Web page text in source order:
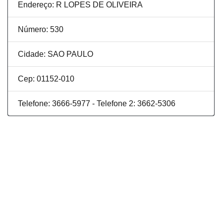
Endereço: R LOPES DE OLIVEIRA
Número: 530
Cidade: SAO PAULO
Cep: 01152-010
Telefone: 3666-5977 - Telefone 2: 3662-5306